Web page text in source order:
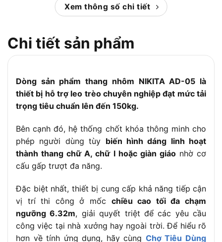
Tải trọng tối đa:
150kg
Xem thông số chi tiết
Chi tiết sản phẩm
Dòng sản phẩm thang nhôm NIKITA AD-05 là
thiết bị hỗ trợ leo trèo chuyên nghiệp đạt mức tải
trọng tiêu chuẩn lên đến 150kg.
Bên cạnh đó, hệ thống chốt khóa thông minh cho
phép người dùng tùy biến hình dáng linh hoạt
thành thang chữ A, chữ I hoặc giàn giáonhờ cơ
cấu gấp trượt đa năng.
Đặc biệt nhất, thiết bị cung cấp khả năng tiếp cận
vị trí thi công ở mốc chiều cao tối đa chạm
ngưỡng 6.32m, giải quyết triệt để các yêu cầu
công việc tại nhà xưởng hay ngoài trời. Để hiểu rõ
hơn về tính ứng dụng, hãy cùng Chợ Tiêu Dùng